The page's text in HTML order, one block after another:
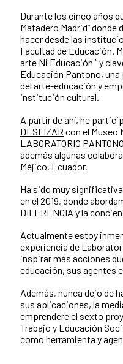
Durante los cinco años
Matadero Madrid” donde
hacer desde las
Facultad de Educación.
arte Ni Educación “ y
Educación Pantono,
del arte-educación y
institución cultural.
A partir de ahí, he
DESLIZAR con el Museo
LABORATORIO
además algunas
Méjico, Ecuador.
Ha sido muy
en el 2019, donde
DIFERENCIA y la
Actualmente estoy
experiencia de
inspirar más acciones
educación, sus agentes
Además, nunca dejo de
sus aplicaciones, la
emprenderé el sexto
Trabajo y Educación
como herramienta y